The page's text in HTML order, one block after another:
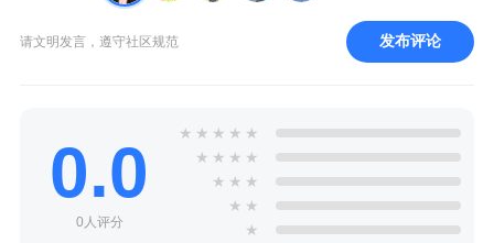
请文明发言，遵守社区规范 发布评论
0.0
0人评分
★ ★ ★ ★ ★
★ ★ ★ ★
★ ★ ★
★ ★
★